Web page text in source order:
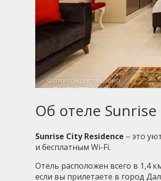
Об отеле
Sunrise City Residence – это
и бесплатным Wi-Fi.
Отель расположен всего в 1,4
если вы прилетаете в город